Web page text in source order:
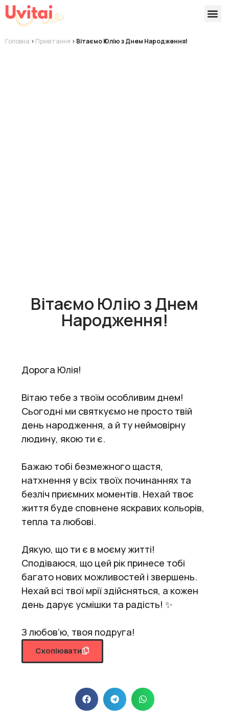
Головна > Привітання > Вітаємо Юлію з Днем Народження!
Вітаємо Юлію з Днем
Народження!
Дорога Юлія!
Вітаю тебе з твоїм особливим днем!
Сьогодні ми святкуємо не просто твій
день народження, а й ту неймовірну
людину, якою ти є.
Бажаю тобі безмежного щастя,
натхнення у всіх твоїх починаннях та
безліч приємних моментів. Нехай твоє
життя буде сповнене яскравих кольорів,
тепла та любові.
Дякую, що ти є в моєму житті!
Сподіваюся, що цей рік принесе тобі
багато нових можливостей і звершень.
Нехай всі твої мрії здійсняться, а кожен
день дарує усмішки та радість! ✨
З любов’ю, твоя подруга!
Скопіювати